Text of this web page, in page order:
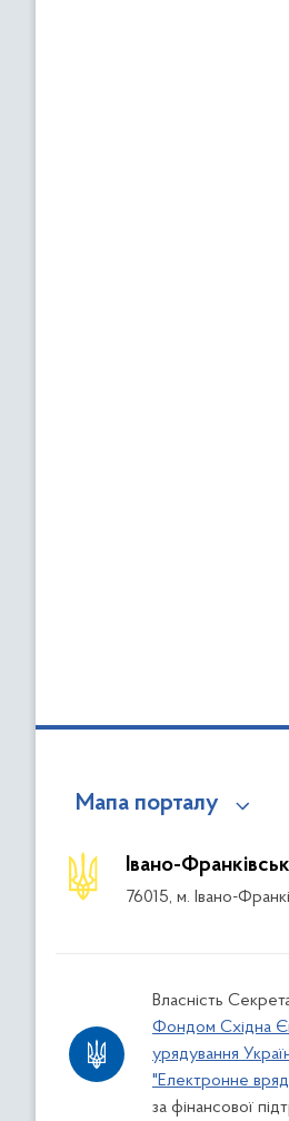
Мапа порталу
Івано-
76015, м. Івано-
Власність
Фондом Східна
урядування
"Електронне
за фінансової